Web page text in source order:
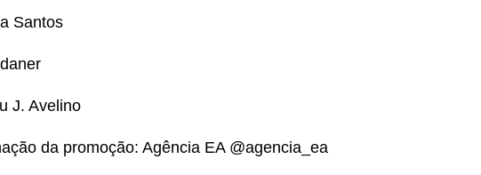
Santos
J. Avelino
da promoção: Agência EA @agencia_ea